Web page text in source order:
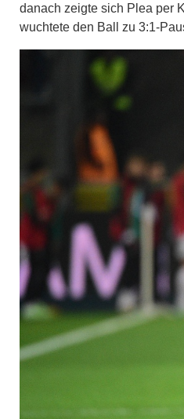
danach zeigte sich Plea per
wuchtete den Ball zu 3:1-